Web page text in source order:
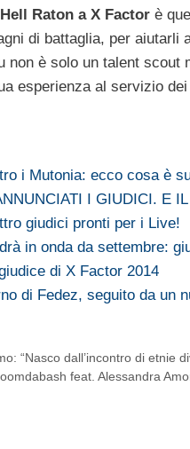
Hell Raton a X Factor è
di battaglia, per
non è solo un talent
esperienza al servizio
i Mutonia: ecco cosa è
I GIUDICI. E
giudici pronti per i Live!
in onda da settembre:
di X Factor 2014
di Fedez, seguito da un
“Nasco dall’incontro di etnie
feat. Alessandra